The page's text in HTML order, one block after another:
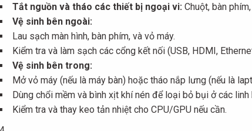
Tắt nguồn và tháo các thiết bị ngoại vi: Chuột, bàn
Vệ sinh bên ngoài:
Lau sạch màn hình, bàn phím, và vỏ máy.
Kiểm tra và làm sạch các cổng kết nối (USB, HDMI,
Vệ sinh bên trong:
Mở vỏ máy (nếu là máy bàn) hoặc tháo nắp lưng (nếu là
Dùng chổi mềm và bình xịt khí nén để loại bỏ bụi ở các linh
Kiểm tra và thay keo tản nhiệt cho CPU/GPU nếu cần.